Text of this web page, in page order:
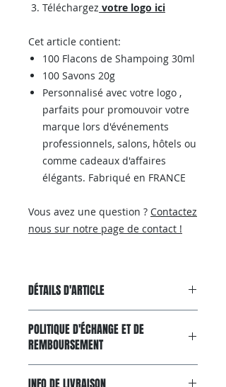
Téléchargez votre logo ici
Cet article contient:
100 Flacons de Shampoing 30ml
100 Savons 20g
Personnalisé avec votre logo ,
parfaits pour promouvoir votre
marque lors d'événements
professionnels, salons, hôtels ou
comme cadeaux d'affaires
élégants. Fabriqué en FRANCE
Vous avez une question ? Contactez
nous sur notre page de contact !
DÉTAILS D'ARTICLE
clients avec cet kit de qualité :
Idéal pour hôtels, gîtes et
maisons d'hôtes
Emballage du savon en papier
POLITIQUE D'ÉCHANGE ET DE
REMBOURSEMENT